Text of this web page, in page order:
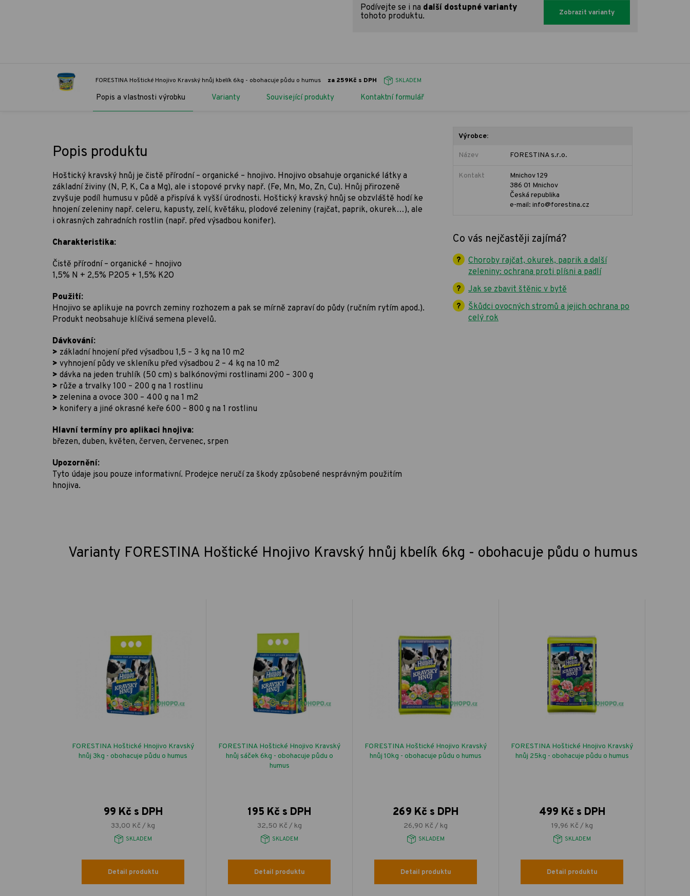
Podívejte se i na další dostupné varianty
tohoto produktu.
Zobrazit varianty
FORESTINA Hoštické Hnojivo Kravský hnůj kbelík 6kg - obohacuje půdu o humus za 259Kč s DPH SKLADEM
Popis a vlastnosti výrobku Varianty Související produkty Kontaktní formulář
Popis produktu
Hoštický kravský hnůj je čistě přírodní – organické – hnojivo. Hnojivo obsahuje organické látky a
základní živiny (N, P, K, Ca a Mg), ale i stopové prvky např. (Fe, Mn, Mo, Zn, Cu). Hnůj přirozeně
zvyšuje podíl humusu v půdě a přispívá k vyšší úrodnosti. Hoštický kravský hnůj se obzvláště hodí ke
hnojení zeleniny např. celeru, kapusty, zelí, květáku, plodové zeleniny (rajčat, paprik, okurek…), ale
i okrasných zahradních rostlin (např. před výsadbou konifer).
Charakteristika:
Čistě přírodní – organické – hnojivo
1,5% N + 2,5% P2O5 + 1,5% K2O
Použití:
Hnojivo se aplikuje na povrch zeminy rozhozem a pak se mírně zapraví do půdy (ručním rytím apod.).
Produkt neobsahuje klíčivá semena plevelů.
Dávkování:
> základní hnojení před výsadbou 1,5 – 3 kg na 10 m2
> vyhnojení půdy ve skleníku před výsadbou 2 – 4 kg na 10 m2
> dávka na jeden truhlík (50 cm) s balkónovými rostlinami 200 – 300 g
> růže a trvalky 100 – 200 g na 1 rostlinu
> zelenina a ovoce 300 – 400 g na 1 m2
> konifery a jiné okrasné keře 600 – 800 g na 1 rostlinu
Hlavní termíny pro aplikaci hnojiva:
březen, duben, květen, červen, červenec, srpen
Upozornění:
Tyto údaje jsou pouze informativní. Prodejce neručí za škody způsobené nesprávným použitím
hnojiva.
Výrobce:
Název FORESTINA s.r.o.
Kontakt
Mnichov 129
386 01 Mnichov
Česká republika
e-mail: info@forestina.cz
Co vás nejčastěji zajímá?
Choroby rajčat, okurek, paprik a další
zeleniny: ochrana proti plísni a padlí
Jak se zbavit štěnic v bytě
Škůdci ovocných stromů a jejich ochrana po
celý rok
Varianty FORESTINA Hoštické Hnojivo Kravský hnůj kbelík 6kg - obohacuje půdu o humus
FORESTINA Hoštické Hnojivo Kravský
hnůj 3kg - obohacuje půdu o humus
99 Kč s DPH
33,00 Kč / kg
SKLADEM
Detail produktu
FORESTINA Hoštické Hnojivo Kravský
hnůj sáček 6kg - obohacuje půdu o
humus
195 Kč s DPH
32,50 Kč / kg
SKLADEM
Detail produktu
FORESTINA Hoštické Hnojivo Kravský
hnůj 10kg - obohacuje půdu o humus
269 Kč s DPH
26,90 Kč / kg
SKLADEM
Detail produktu
FORESTINA Hoštické Hnojivo Kravský
hnůj 25kg - obohacuje půdu o humus
499 Kč s DPH
19,96 Kč / kg
SKLADEM
Detail produktu